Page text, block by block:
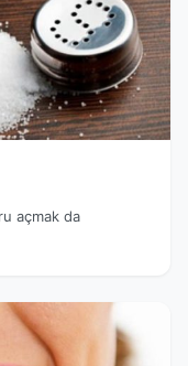
açmak da